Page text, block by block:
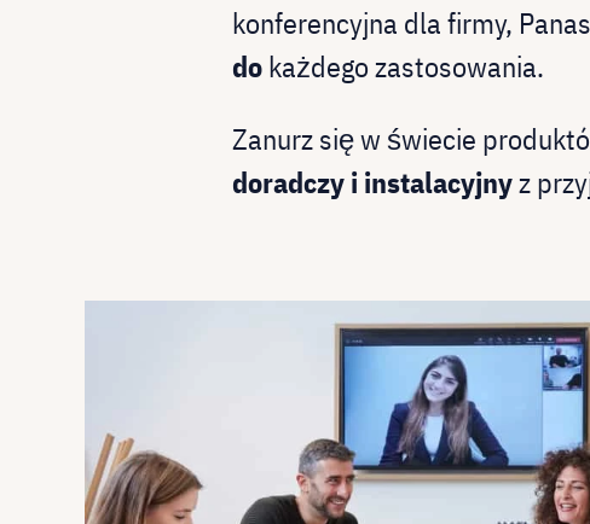
konferencyjna dla firmy,
dokażdego zastosowania.
Zanurz się w świecie
doradczy i instalacyjnyz